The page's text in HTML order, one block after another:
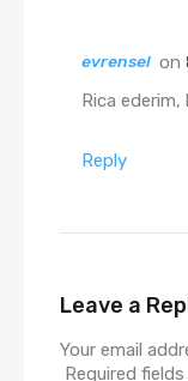
evrensel on
Rica ederim,
Reply
Leave a
Your email
Required